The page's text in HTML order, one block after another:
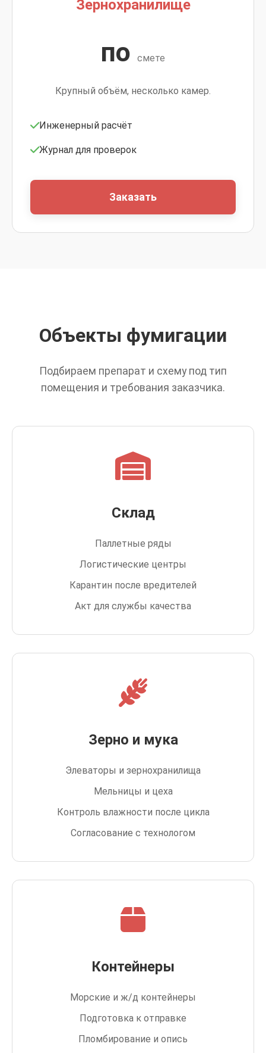
Зернохранилище
по смете
Крупный объём, несколько камер.
Инженерный расчёт
Журнал для проверок
Заказать
Объекты фумигации
Подбираем препарат и схему под тип
помещения и требования заказчика.
Склад
Паллетные ряды
Логистические центры
Карантин после вредителей
Акт для службы качества
Зерно и мука
Элеваторы и зернохранилища
Мельницы и цеха
Контроль влажности после цикла
Согласование с технологом
Контейнеры
Морские и ж/д контейнеры
Подготовка к отправке
Пломбирование и опись